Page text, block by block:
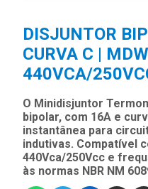
DISJUNTOR
CURVA C |
440VCA/
O Minidisjuntor
bipolar, com 16A e
instantânea para
indutivas. Compatível
440Vca/250Vcc e
às normas NBR NM